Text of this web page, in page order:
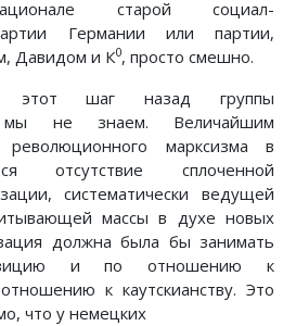
старой социал-
Германии или партии,
Давидом и К0, просто смешно.
этот шаг назад группы
мы не знаем. Величайшим
революционного марксизма в
отсутствие сплоченной
систематически ведущей
массы в духе новых
должна была бы занимать
и по отношению к
к каутскианству. Это
что у немецких